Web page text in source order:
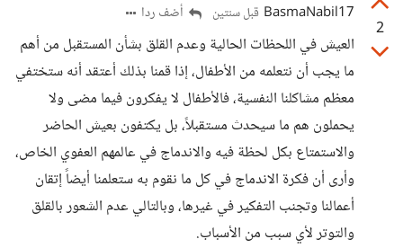
2
BasmaNabil17 قبل سنتين أضف ردا
العيش في اللحظات الحالية وعدم القلق بشأن المستقبل من أهم
ما يجب أن نتعلمه من الأطفال، إذا قمنا بذلك أعتقد أنه ستختفي
معظم مشاكلنا النفسية، فالأطفال لا يفكرون فيما مضى ولا
يحملون هم ما سيحدث مستقبلاً، بل يكتفون بعيش الحاضر
والاستمتاع بكل لحظة فيه والاندماج في عالمهم العفوي الخاص،
وأرى أن فكرة الاندماج في كل ما نقوم به ستعلمنا أيضاً إتقان
أعمالنا وتجنب التفكير في غيرها، وبالتالي عدم الشعور بالقلق
والتوتر لأي سبب من الأسباب.